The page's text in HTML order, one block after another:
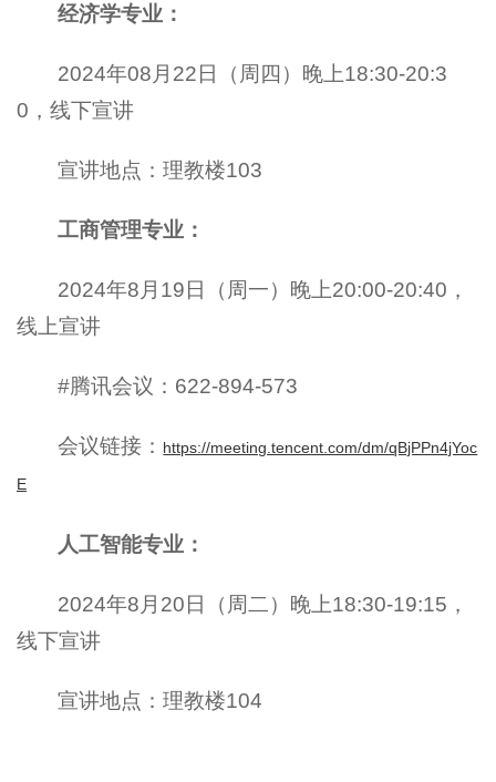
经济学专业：
2024年08月22日（周四）晚上18:30-20:3
0，线下宣讲
宣讲地点：理教楼103
工商管理专业：
2024年8月19日（周一）晚上20:00-20:40，
线上宣讲
#腾讯会议：622-894-573
会议链接： https://meeting.tencent.com/dm/qBjPPn4jYoc
E
人工智能专业：
2024年8月20日（周二）晚上18:30-19:15，
线下宣讲
宣讲地点：理教楼104